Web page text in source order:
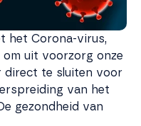
het Corona-virus,
om uit voorzorg onze
direct te sluiten voor
van het
gezondheid van